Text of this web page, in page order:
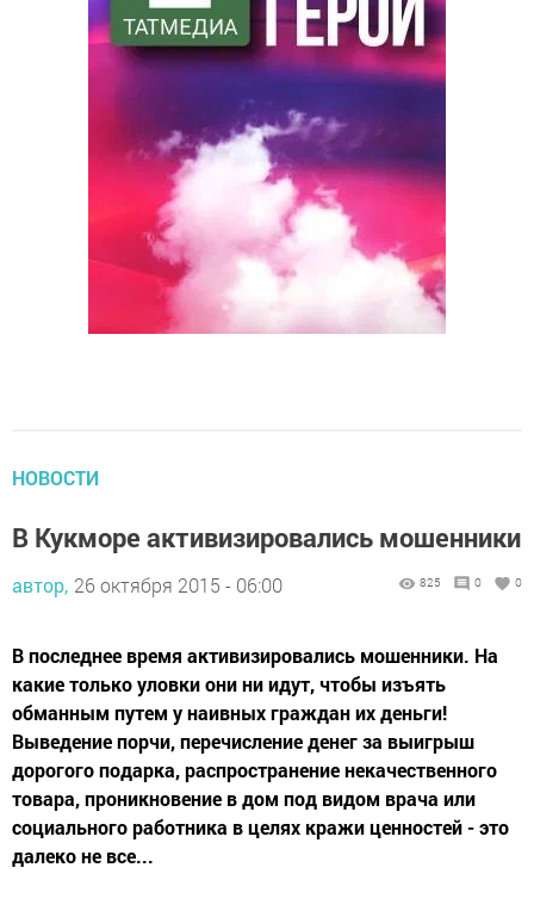
НОВОСТИ
В Кукморе активизировались мошенники
автор, 26 октября 2015 - 06:00 825 0 0
В последнее время активизировались мошенники. На
какие только уловки они ни идут, чтобы изъять
обманным путем у наивных граждан их деньги!
Выведение порчи, перечисление денег за выигрыш
дорогого подарка, распространение некачественного
товара, проникновение в дом под видом врача или
социального работника в целях кражи ценностей - это
далеко не все...